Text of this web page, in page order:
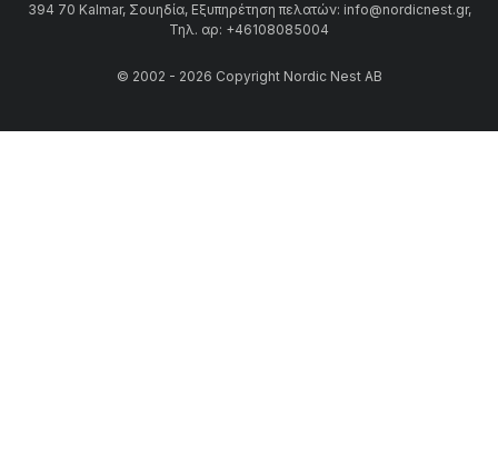
394 70 Kalmar, Σουηδία, Εξυπηρέτηση πελατών: info@nordicnest.gr,
Τηλ. αρ: +46108085004
© 2002 - 2026 Copyright Nordic Nest AB